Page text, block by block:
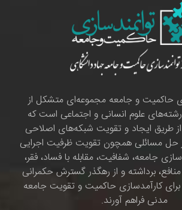
حاکمیت و جامعه مجموعه‌ای متشکل از
علوم انسانی و اجتماعی است که
طریق ایجاد و تقویت شبکه‌های اصلاحی
حل مسائلی همچون تقویت ظرفیت اجرایی
جامعه، شفافیت، مقابله با فساد، فقر،
برداشته و از رهگذر گسترش حکمرانی
برای کارآمدسازی حاکمیت و تقویت جامعه
مدنی فراهم آورند.